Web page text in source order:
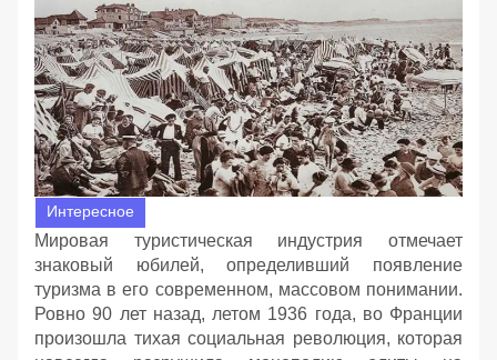
Интересное
Мировая туристическая индустрия отмечает
знаковый юбилей, определивший появление
туризма в его современном, массовом понимании.
Ровно 90 лет назад, летом 1936 года, во Франции
произошла тихая социальная революция, которая